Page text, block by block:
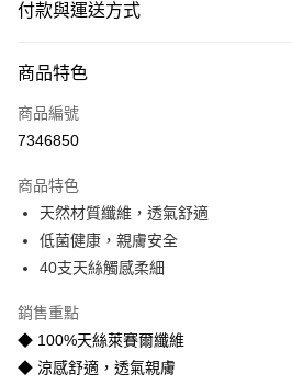
付款與運送方式
信用卡一次付款
LINE Pay
街口支付
悠遊付
全盈+PAY
AFTEE先享後付
商品特色
商品編號
7346850
商品特色
天然材質纖維，透氣舒適
低菌健康，親膚安全
40支天絲觸感柔細
銷售重點
◆ 100%天絲萊賽爾纖維
◆ 涼感舒適，透氣親膚